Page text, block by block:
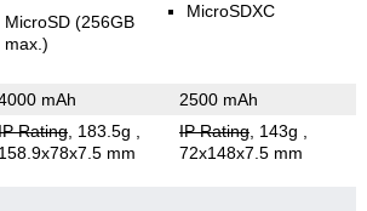
MicroSD (256GB
max.)
MicroSDXC
mAh 2500 mAh
Rating, 183.5g
158.9x78x7.5 mm
IP Rating, 143g
72x148x7.5 mm